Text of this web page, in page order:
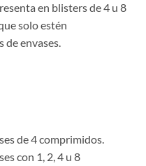
en blisters de 4 u 8
solo estén
de envases.
de 4 comprimidos.
con 1, 2, 4 u 8